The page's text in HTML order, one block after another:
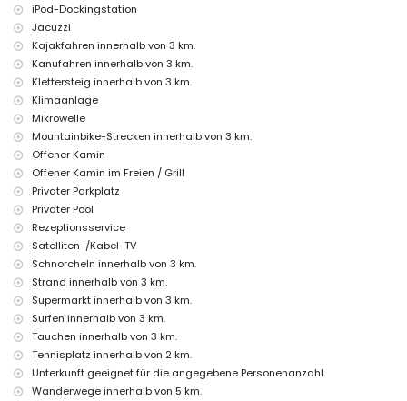
Kino, Theater, Diskothek, Bar, Promenade (El Arenal und Jávea)
(innerhalb von 5 Kilometern vom Haus)
Sehenswürdigkeiten und Kultur in Jávea, Costa Blanca
Museum (Pueblo Histórico, Jávea), Kirche (San Bartolomé, Jávea),
Ruine (Pueblo Histórico, Jávea), Denkmal (Pueblo Histórico, Jávea),
architektonisches Gebäude (Pueblo Histórico, Jávea), historischer Ort
(Pueblo Histórico und Jávea) (innerhalb von 5 Kilometern von der
Unterkunft)
Burg (Portal de la Vila und Denia) (innerhalb von 25 Kilometern von der
Unterkunft)
Sportaktivitäten
Kajakfahren, Angeln, Tauchen, Schnorcheln, Surfen, Windsurfen und
Wasserskifahren (innerhalb von 5 Kilometern von der Villa)
Golf (Jávea Golf Club, Jávea) und Reiten (innerhalb von 10 Kilometern
von der Villa)
iPod-Dockingstation
Jacuzzi
Kajakfahren innerhalb von 3 km.
Kanufahren innerhalb von 3 km.
Klettersteig innerhalb von 3 km.
Klimaanlage
Mikrowelle
Mountainbike-Strecken innerhalb von 3 km.
Offener Kamin
Offener Kamin im Freien / Grill
Privater Parkplatz
Privater Pool
Rezeptionsservice
Satelliten-/Kabel-TV
Schnorcheln innerhalb von 3 km.
Strand innerhalb von 3 km.
Supermarkt innerhalb von 3 km.
Surfen innerhalb von 3 km.
Tauchen innerhalb von 3 km.
Tennisplatz innerhalb von 2 km.
Unterkunft geeignet für die angegebene Personenanzahl.
Wanderwege innerhalb von 5 km.